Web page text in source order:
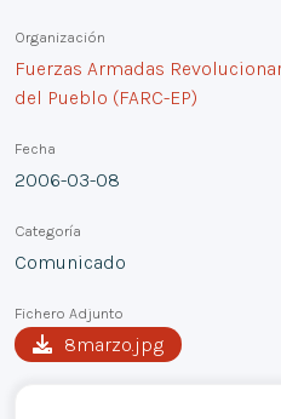
Organización
Fuerzas Armadas
del Pueblo (FARC-EP)
Fecha
2006-03-08
Categoría
Comunicado
Fichero Adjunto
8marzo.jpg